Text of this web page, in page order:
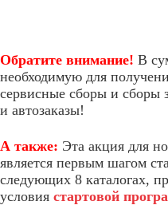
Обратите внимание! В
необходимую для
сервисные сборы и сборы
и автозаказы!
А также: Эта акция для
является первым шагом
следующих 8 каталогах,
условия стартовой